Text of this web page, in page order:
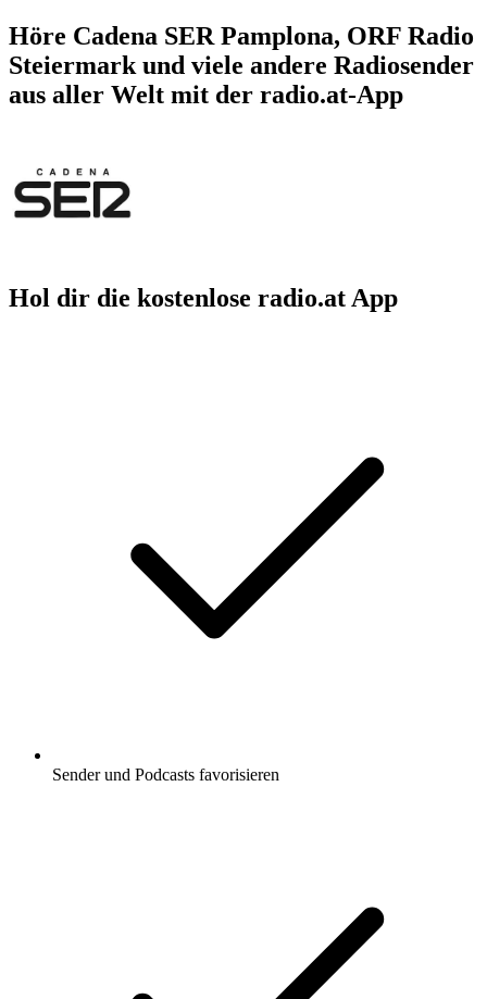
Höre Cadena SER Pamplona, ORF Radio
Steiermark und viele andere Radiosender
aus aller Welt mit der radio.at-App
Hol dir die kostenlose radio.at App
Sender und Podcasts favorisieren